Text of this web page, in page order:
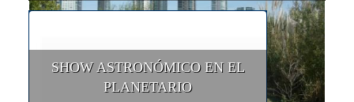
SHOW ASTRONÓMICO EN EL
PLANETARIO